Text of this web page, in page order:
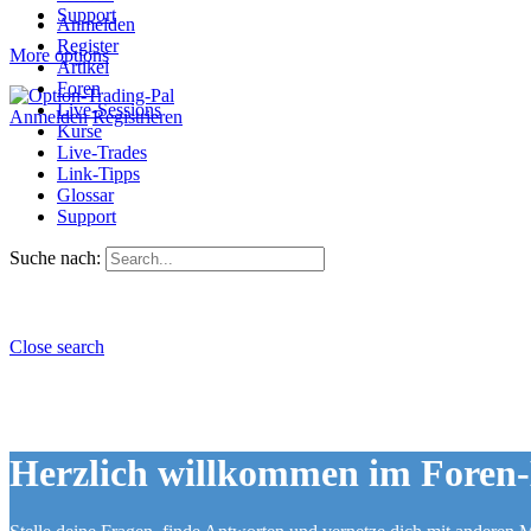
Support
More options
Anmelden Registrieren
Anmelden
Register
Artikel
Foren
Live-Sessions
Kurse
Live-Trades
Link-Tipps
Glossar
Support
Suche nach:
Close search
Herzlich willkommen im